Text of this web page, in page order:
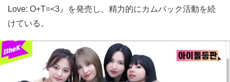
Love: O+T=<3』を発売し、精力的にカムバック活動を続
けている。